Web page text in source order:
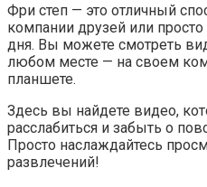
Фри степ — это отличный
компании друзей или просто
дня. Вы можете смотреть
любом месте — на своем
планшете.
Здесь вы найдете видео,
расслабиться и забыть о
Просто наслаждайтесь
развлечений!